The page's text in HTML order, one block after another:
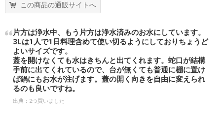
この商品の通販サイトへ
片方は浄水中、もう片方は浄水済みのお水にしています。
3Lは1人で1日料理含めて使い切るようにしておりちょうど
よいサイズです。
蓋を開けなくても水はきちんと出てくれます。蛇口が結構
手前に出てくれているので、台が無くても普通に棚に置け
ば鍋にもお水が注げます。蓋の開く向きを自由に変えられ
るのも良いですね。
出典： 2つ買いました